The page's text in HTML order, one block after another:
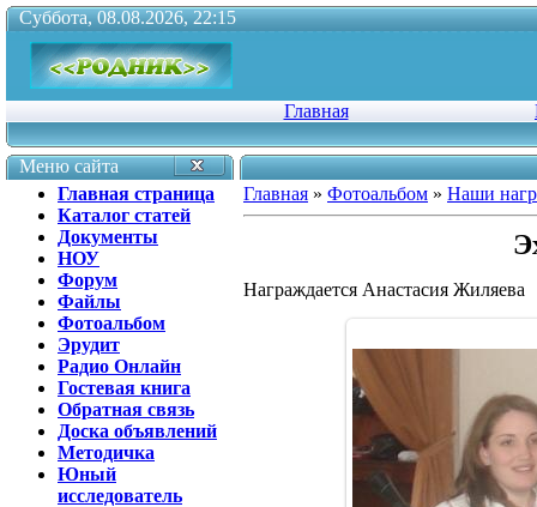
Суббота, 08.08.2026, 22:15
Главная
Меню сайта
Главная страница
Каталог статей
Документы
НОУ
Форум
Файлы
Фотоальбом
Эрудит
Радио Онлайн
Гостевая книга
Обратная связь
Доска объявлений
Методичка
Юный
исследователь
Главная » Фотоальбом » Наши
Награждается Анастасия Жиляева